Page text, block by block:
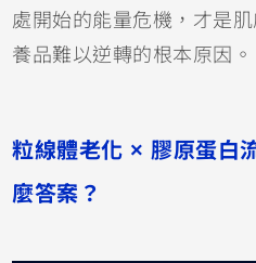
處開始的能量危機，才是
養品難以逆轉的根本原因。
粒線體老化 × 膠原蛋白
麼答案？